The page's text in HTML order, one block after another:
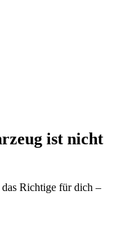
ist nicht
Richtige für dich –